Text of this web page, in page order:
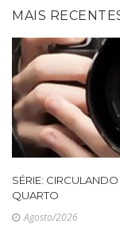
MAIS
SÉRIE:
QUARTO
Agosto/2026